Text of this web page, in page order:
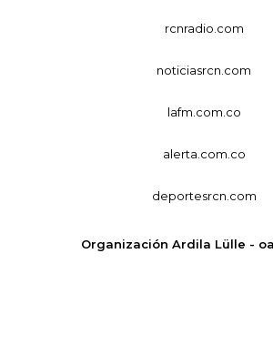
rcnradio.com
noticiasrcn.com
lafm.com.co
alerta.com.co
deportesrcn.com
Organización Ardila Lülle -